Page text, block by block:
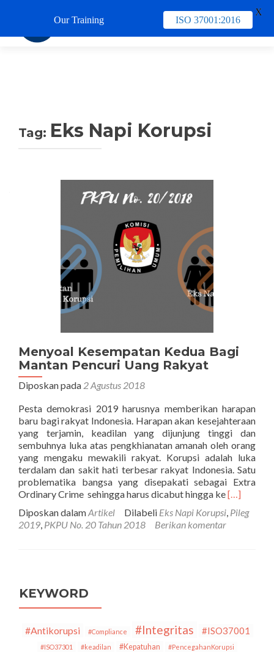
Tag: Eks Napi Korupsi
Menyoal Kesempatan Kedua Bagi
Mantan Pencuri Uang Rakyat
Diposkan pada 2 Agustus 2018
Pesta demokrasi 2019 harusnya memberikan harapan
baru bagi rakyat Indonesia. Harapan akan kesejahteraan
yang terjamin, keadilan yang dijunjung tinggi dan
sembuhnya luka atas pengkhianatan amanah oleh orang
yang mengaku mewakili rakyat. Korupsi adalah luka
terdalam dan sakit hati terbesar rakyat Indonesia. Satu
problematika bangsa yang disepakati sebagai Extra
Ordinary Crime sehingga harus dicabut hingga ke[…]
Diposkan dalamArtikel Dilabeli Eks Napi Korupsi, Pileg
2019, PKPU No. 20 Tahun 2018 Berikan komentar
KEYWORD
#Antikorupsi #Compliance #Integritas #ISO37001
#ISO37301 #keadilan #Kepatuhan #PencegahanKorupsi
Our Training ISO 37001:2016
X